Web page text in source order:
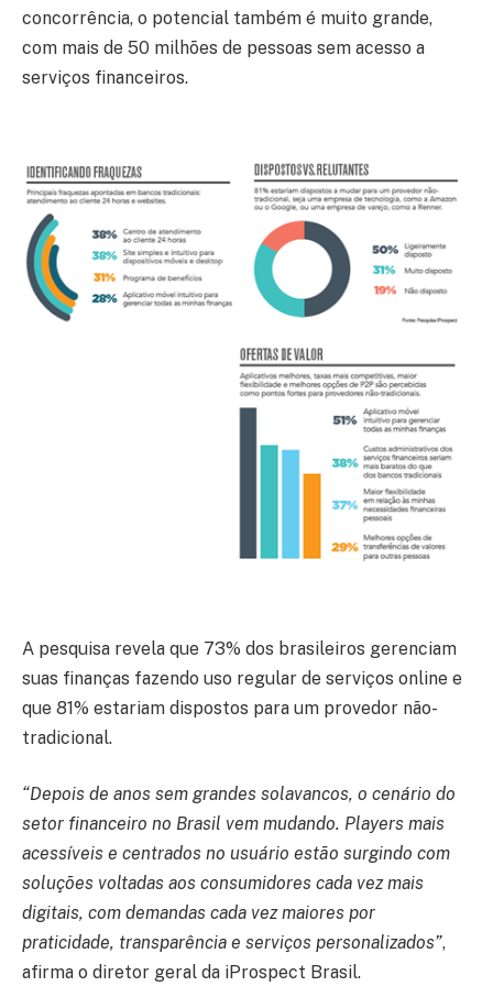
concorrência, o potencial também é muito grande,
com mais de 50 milhões de pessoas sem acesso a
serviços financeiros.
A pesquisa revela que 73% dos brasileiros gerenciam
suas finanças fazendo uso regular de serviços online e
que 81% estariam dispostos para um provedor não-
tradicional.
“Depois de anos sem grandes solavancos, o cenário do
setor financeiro no Brasil vem mudando. Players mais
acessíveis e centrados no usuário estão surgindo com
soluções voltadas aos consumidores cada vez mais
digitais, com demandas cada vez maiores por
praticidade, transparência e serviços personalizados”,
afirma o diretor geral da iProspect Brasil.